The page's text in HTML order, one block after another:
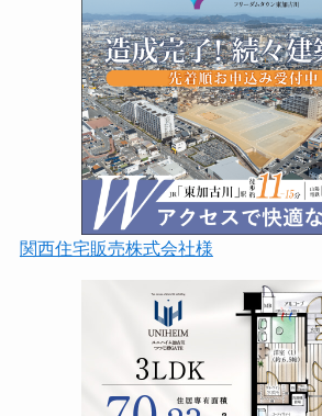
関西住宅販売株式会社様